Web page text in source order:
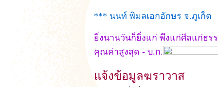
*** นนท์ พิมลเอกอักษร จ.ภูเก็ต
ยิ่งนานวันก็ยิ่งแก่ พึงแก่ศีลแก่ธร
คุณค่าสูงสุด - บ.ก.
แจ้งข้อมูลฆราวาส